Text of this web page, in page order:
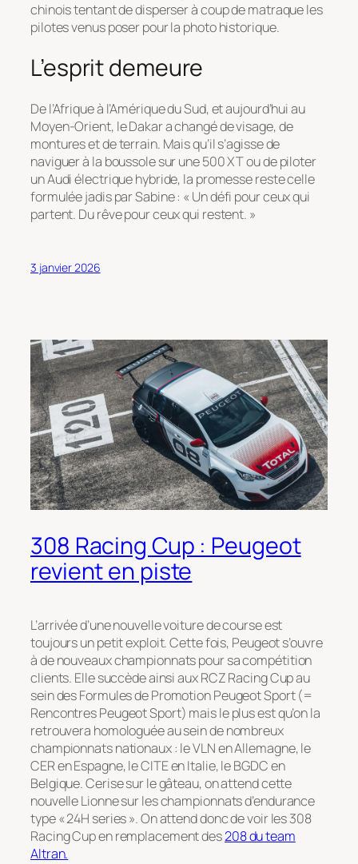
chinois tentant de disperser à coup de matraque les
pilotes venus poser pour la photo historique.
L’esprit demeure
De l’Afrique à l’Amérique du Sud, et aujourd’hui au
Moyen-Orient, le Dakar a changé de visage, de
montures et de terrain. Mais qu’il s’agisse de
naviguer à la boussole sur une 500 XT ou de piloter
un Audi électrique hybride, la promesse reste celle
formulée jadis par Sabine : « Un défi pour ceux qui
partent. Du rêve pour ceux qui restent. »
3 janvier 2026
308 Racing Cup : Peugeot
revient en piste
L’arrivée d’une nouvelle voiture de course est
toujours un petit exploit. Cette fois, Peugeot s’ouvre
à de nouveaux championnats pour sa compétition
clients. Elle succède ainsi aux RCZ Racing Cup au
sein des Formules de Promotion Peugeot Sport (=
Rencontres Peugeot Sport) mais le plus est qu’on la
retrouvera homologuée au sein de nombreux
championnats nationaux : le VLN en Allemagne, le
CER en Espagne, le CITE en Italie, le BGDC en
Belgique. Cerise sur le gâteau, on attend cette
nouvelle Lionne sur les championnats d’endurance
type « 24H series ». On attend donc de voir les 308
Racing Cup en remplacement des208 du team
Altran.